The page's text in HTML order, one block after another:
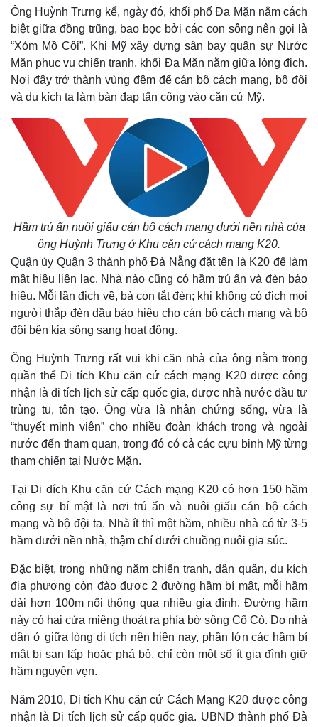
Thế giới
Quan sát
Cuộc sống đó đây
Hồ sơ
Multimedia
Video
E-Magazine
Infographic
Ông Huỳnh Trưng kể, ngày đó, khối phố Đa Mặn nằm cách
biệt giữa đồng trũng, bao bọc bởi các con sông nên gọi là
“Xóm Mồ Côi”. Khi Mỹ xây dựng sân bay quân sự Nước
Mặn phục vụ chiến tranh, khối Đa Mặn nằm giữa lòng địch.
Nơi đây trở thành vùng đệm để cán bộ cách mạng, bộ đội
và du kích ta làm bàn đạp tấn công vào căn cứ Mỹ.
Hầm trú ẩn nuôi giấu cán bộ cách mạng dưới nền nhà của
ông Huỳnh Trưng ở Khu căn cứ cách mạng K20.
Quận ủy Quận 3 thành phố Đà Nẵng đặt tên là K20 để làm
mật hiệu liên lạc. Nhà nào cũng có hầm trú ẩn và đèn báo
hiệu. Mỗi lần địch về, bà con tắt đèn; khi không có địch mọi
người thắp đèn dầu báo hiệu cho cán bộ cách mạng và bộ
đội bên kia sông sang hoạt động.
Ông Huỳnh Trưng rất vui khi căn nhà của ông nằm trong
quần thể Di tích Khu căn cứ cách mạng K20 được công
nhận là di tích lịch sử cấp quốc gia, được nhà nước đầu tư
trùng tu, tôn tạo. Ông vừa là nhân chứng sống, vừa là
“thuyết minh viên” cho nhiều đoàn khách trong và ngoài
nước đến tham quan, trong đó có cả các cựu binh Mỹ từng
tham chiến tại Nước Mặn.
Tại Di dích Khu căn cứ Cách mạng K20 có hơn 150 hầm
công sự bí mật là nơi trú ẩn và nuôi giấu cán bộ cách
mạng và bộ đội ta. Nhà ít thì một hầm, nhiều nhà có từ 3-5
hầm dưới nền nhà, thậm chí dưới chuồng nuôi gia súc.
Đặc biệt, trong những năm chiến tranh, dân quân, du kích
địa phương còn đào được 2 đường hầm bí mật, mỗi hầm
dài hơn 100m nối thông qua nhiều gia đình. Đường hầm
này có hai cửa miệng thoát ra phía bờ sông Cổ Cò. Do nhà
dân ở giữa lòng di tích nên hiện nay, phần lớn các hầm bí
mật bị san lấp hoặc phá bỏ, chỉ còn một số ít gia đình giữ
hầm nguyên vẹn.
Năm 2010, Di tích Khu căn cứ Cách Mạng K20 được công
nhận là Di tích lịch sử cấp quốc gia. UBND thành phố Đà